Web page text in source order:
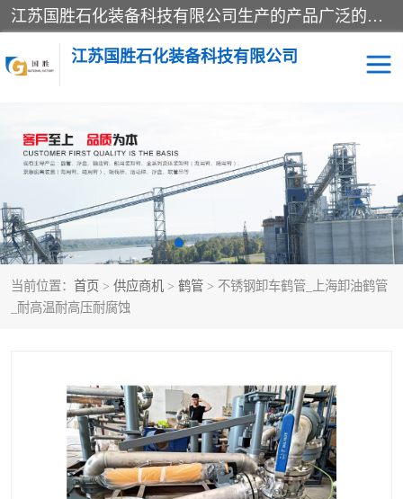
江苏国胜石化装备科技有限公司生产的产品广泛的应用于石油、石化等行业中，产品种类齐全，其中包括装卸鹤管、汽车鹤管、火车鹤管、装车鹤管、卸车鹤管、上装鹤管、下装鹤管、lng鹤管、发油鹤管、液氨鹤管、液化气鹤管等，我们生产的产品质量上乘，价格实惠，服务好，买鹤管就到国胜石化装备！
江苏国胜石化装备科技有限公司
当前位置： 首页 > 供应商机 > 鹤管 > 不锈钢卸车鹤管_上海卸油鹤管
_耐高温耐高压耐腐蚀
输油臂 鹤管活动梯